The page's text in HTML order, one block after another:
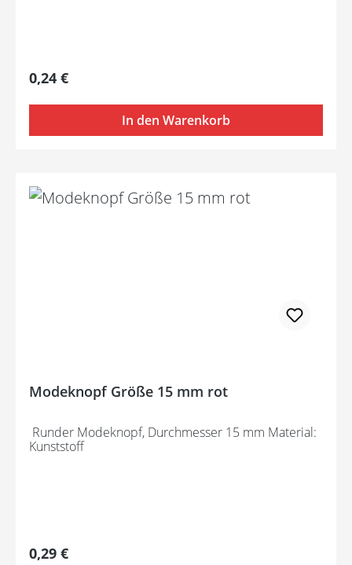
Regulärer Preis:
0,24 €
In den Warenkorb
Modeknopf Größe 15 mm rot
Runder Modeknopf, Durchmesser 15 mm Material:
Kunststoff
Regulärer Preis:
0,29 €